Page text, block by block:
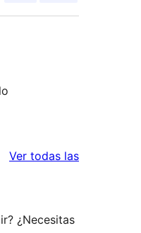
Ver todas las
¿Necesitas